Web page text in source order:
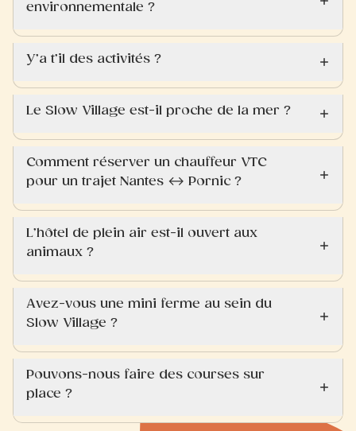
environnementale ?
Y’a t’il des activités ?
Le Slow Village est-il proche de la mer ?
Comment réserver un chauffeur VTC
pour un trajet Nantes ↔ Pornic ?
L’hôtel de plein air est-il ouvert aux
animaux ?
Avez-vous une mini ferme au sein du
Slow Village ?
Pouvons-nous faire des courses sur
place ?